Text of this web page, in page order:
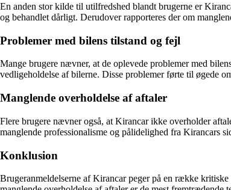
En anden stor kilde til utilfredshed blandt brugerne er
og behandlet dårligt. Derudover rapporteres der om
Problemer med bilens tilstand og fejl
Mange brugere nævner, at de oplevede problemer med
vedligeholdelse af bilerne. Disse problemer førte til øgede
Manglende overholdelse af aftaler
Flere brugere nævner også, at Kirancar ikke overholder
manglende professionalisme og pålidelighed fra Kirancars
Konklusion
Brugeranmeldelserne af Kirancar peger på en række